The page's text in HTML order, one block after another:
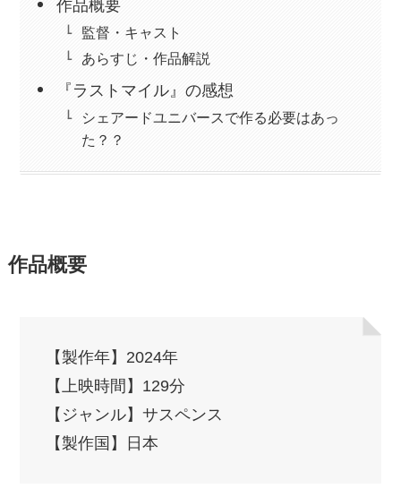
作品概要
監督・キャスト
あらすじ・作品解説
『ラストマイル』の感想
シェアードユニバースで作る必要はあっ
た？？
作品概要
【製作年】2024年
【上映時間】129分
【ジャンル】サスペンス
【製作国】日本